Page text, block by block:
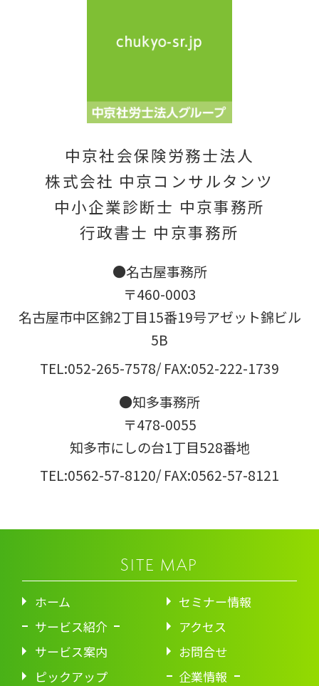
中京社会保険労務士法人
株式会社 中京コンサルタンツ
中小企業診断士 中京事務所
行政書士 中京事務所
●名古屋事務所
〒460-0003
名古屋市中区錦2丁目15番19号アゼット錦ビル
5B
TEL:052-265-7578/ FAX:052-222-1739
●知多事務所
〒478-0055
知多市にしの台1丁目528番地
TEL:0562-57-8120/ FAX:0562-57-8121
SITE MAP
ホーム
サービス紹介
サービス案内
ピックアップ
セミナー情報
アクセス
お問合せ
企業情報